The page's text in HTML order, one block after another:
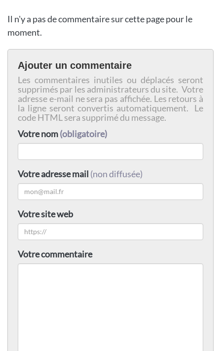
Il n'y a pas de commentaire sur cette page pour le
moment.
Ajouter un commentaire
Les commentaires inutiles ou déplacés seront
supprimés par les administrateurs du site. Votre
adresse e-mail ne sera pas affichée. Les retours à
la ligne seront convertis automatiquement. Le
code HTML sera supprimé du message.
Votre nom(obligatoire)
Votre adresse mail (non diffusée)
Votre site web
Votre commentaire